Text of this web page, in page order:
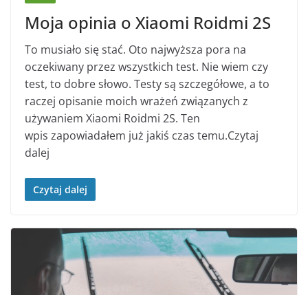
Moja opinia o Xiaomi Roidmi 2S
To musiało się stać. Oto najwyższa pora na
oczekiwany przez wszystkich test. Nie wiem czy
test, to dobre słowo. Testy są szczegółowe, a to
raczej opisanie moich wrażeń związanych z
używaniem Xiaomi Roidmi 2S. Ten
wpis zapowiadałem już jakiś czas temu.Czytaj
dalej
Czytaj dalej